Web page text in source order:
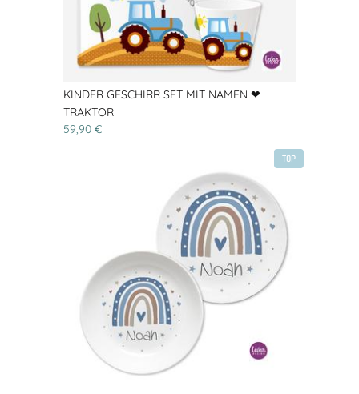
KINDER GESCHIRR SET MIT NAMEN ❤
TRAKTOR
59,90 €
TOP